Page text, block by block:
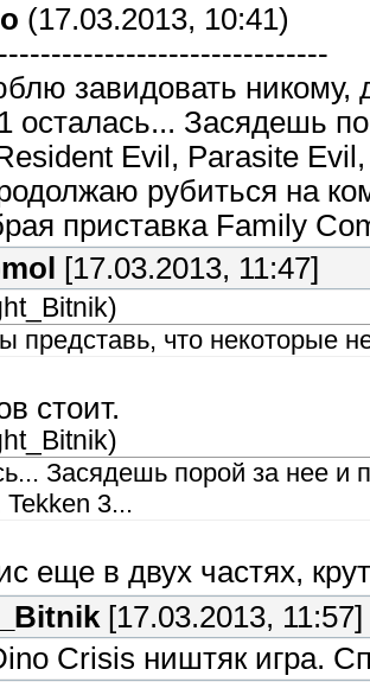
(17.03.2013, 10:41)
завидовать никому,
Засядешь
Evil, Parasite
рубиться на
приставка Family
[17.03.2013, 11:47]
)
представь, что некоторые
стоит.
)
Засядешь порой за нее и
3...
еще в двух частях,
[17.03.2013, 11:57]
Crisis ништяк игра.